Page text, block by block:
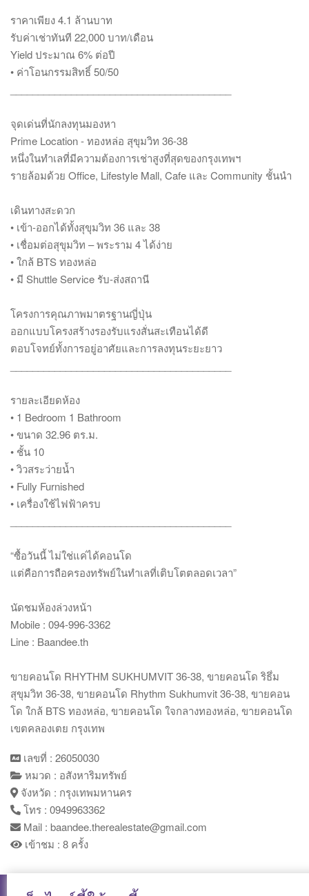
ราคาเพียง 4.1 ล้านบาท
รับค่าเช่าทันที 22,000 บาท/เดือน
Yield ประมาณ 6% ต่อปี
• ค่าโอนกรรมสิทธิ์ 50/50
จุดเด่นที่นักลงทุนมองหา
Prime Location - ทองหล่อ สุขุมวิท 36-38
หนึ่งในทำเลที่มีความต้องการเช่าสูงที่สุดของกรุงเทพฯ
รายล้อมด้วย Office, Lifestyle Mall, Cafe และ Community ชั้นนำ
เดินทางสะดวก
• เข้า-ออกได้ทั้งสุขุมวิท 36 และ 38
• เชื่อมต่อสุขุมวิท – พระราม 4 ได้ง่าย
• ใกล้ BTS ทองหล่อ
• มี Shuttle Service รับ-ส่งสถานี
โครงการคุณภาพมาตรฐานญี่ปุ่น
ออกแบบโครงสร้างรองรับแรงสั่นสะเทือนได้ดี
ตอบโจทย์ทั้งการอยู่อาศัยและการลงทุนระยะยาว
รายละเอียดห้อง
• 1 Bedroom 1 Bathroom
• ขนาด 32.96 ตร.ม.
• ชั้น 10
• วิวสระว่ายน้ำ
• Fully Furnished
• เครื่องใช้ไฟฟ้าครบ
“ซื้อวันนี้ ไม่ใช่แค่ได้คอนโด
แต่คือการถือครองทรัพย์ในทำเลที่เติบโตตลอดเวลา”
นัดชมห้องล่วงหน้า
Mobile : 094-996-3362
Line : Baandee.th
ขายคอนโด RHYTHM SUKHUMVIT 36-38, ขายคอนโด ริธึ่ม
สุขุมวิท 36-38, ขายคอนโด Rhythm Sukhumvit 36-38, ขายคอน
โด ใกล้ BTS ทองหล่อ, ขายคอนโด ใจกลางทองหล่อ, ขายคอนโด
เขตคลองเตย กรุงเทพ
เลขที่ : 26050030
หมวด : อสังหาริมทรัพย์
จังหวัด : กรุงเทพมหานคร
โทร : 0949963362
Mail : baandee.therealestate@gmail.com
เข้าชม : 8 ครั้ง